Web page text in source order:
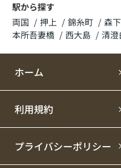
駅から探す
両国
押上 錦糸町 森下
本所吾妻橋
西大島 清澄
ホーム
利用規約
プライバシーポリシー